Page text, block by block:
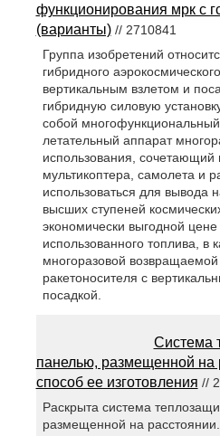
функционирования мрк с
(варианты)// 2710841
Группа изобретений
гибридного
вертикальным взлетом и
гибридную силовую
собой
летательный аппарат
использования, сочетающий
мультикоптера, самолета и
использоваться для вывода
высших ступеней
экономически выгодной цене
использованного топлива, в
многоразовой
ракетоносителя с
посадкой.
Система
панелью, размещенной на
способ ее изготовления //
Раскрыта система
размещенной на